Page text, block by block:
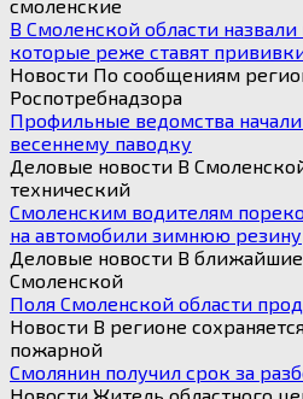
смоленские
В Смоленской области
которые реже ставят
Новости По сообщениям
Роспотребнадзора
Профильные ведомства
весеннему паводку
Деловые новости В
технический
Смоленским водителям
на автомобили зимнюю резину
Деловые новости В
Смоленской
Поля Смоленской области
Новости В регионе
пожарной
Смолянин получил срок за